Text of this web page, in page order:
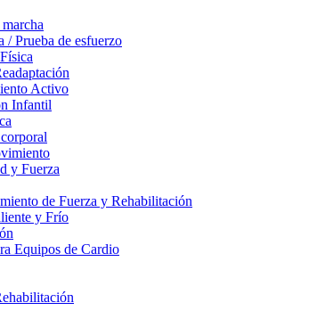
/ Prueba de esfuerzo
Activo
Infantil
y Fuerza
de Fuerza y Rehabilitación
y Frío
Equipos de Cardio